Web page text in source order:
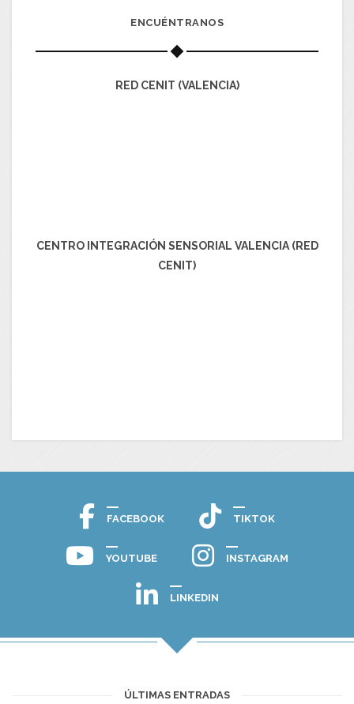
ENCUÉNTRANOS
RED CENIT (VALENCIA)
CENTRO INTEGRACIÓN SENSORIAL VALENCIA (RED
CENIT)
FACEBOOK TIKTOK
YOUTUBE INSTAGRAM
LINKEDIN
ÚLTIMAS ENTRADAS